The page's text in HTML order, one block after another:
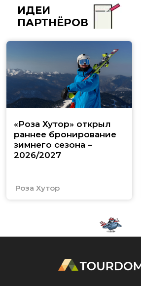
ИДЕИ
ПАРТНЁРОВ
«Роза Хутор» открыл
раннее бронирование
зимнего сезона –
2026/2027
Роза Хутор